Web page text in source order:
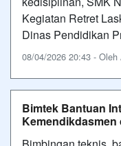
Kegiatan Retret
Dinas Pendidikan
08/04/2026 20:43 -
Bimtek Bantuan
Kemendikdasmen